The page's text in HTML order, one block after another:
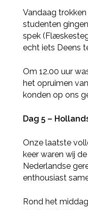
Vandaag
studenten
spek
echt iets Deens
Om 12.00 uur
het opruimen
konden op ons
Dag 5 –
Onze laatste
keer waren wij
Nederlandse
enthousiast
Rond het